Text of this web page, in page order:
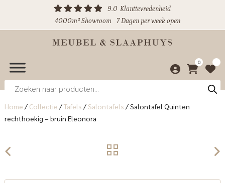
9.0 Klanttevredenheid
4000m² Showroom
7 Dagen per week open
0
Producten
zoeken
Home / Collectie /Tafels / Salontafels /Salontafel Quinten
rechthoekig – bruin Eleonora